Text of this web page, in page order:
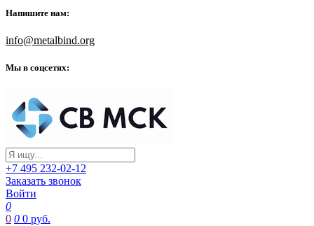
Напишите нам:
info@metalbind.org
Мы в соцсетях:
+7 495 232-02-12
Заказать звонок
Войти
0
0 0 0 руб.